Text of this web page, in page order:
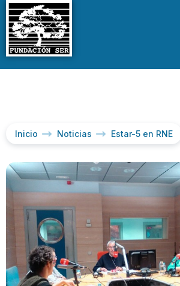
Inicio Noticias Estar-5 en RNE